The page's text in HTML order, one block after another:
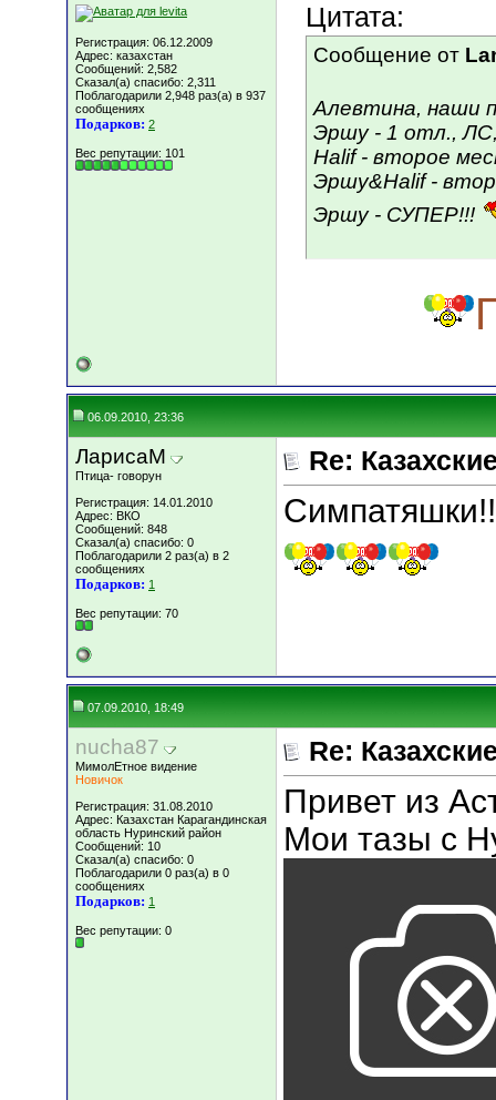
Регистрация: 06.12.2009
Адрес: казахстан
Сообщений: 2,582
Сказал(а) спасибо: 2,311
Поблагодарили 2,948 раз(а) в 937
сообщениях
Подарков: 2
Вес репутации: 101
Цитата:
Сообщение от
Алевтина, наши
Эршу - 1 отл.,
Halif - второе
Эршу&Halif -
Эршу - СУПЕР!!!
06.09.2010, 23:36
ЛарисаМ
Птица- говорун
Регистрация: 14.01.2010
Адрес: ВКО
Сообщений: 848
Сказал(а) спасибо: 0
Поблагодарили 2 раз(а) в 2
сообщениях
Подарков: 1
Вес репутации: 70
Re:
07.09.2010, 18:49
nucha87
МимолЕтное видение
Новичок
Регистрация: 31.08.2010
Адрес: Казахстан Карагандинская
область Нуринский район
Сообщений: 10
Сказал(а) спасибо: 0
Поблагодарили 0 раз(а) в 0
сообщениях
Подарков: 1
Вес репутации: 0
Re:
Привет из
Мои тазы с